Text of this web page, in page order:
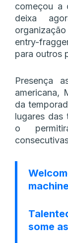
começou a
deixa
entry-
para outros
Presença
americana,
da
lugares das
o
some